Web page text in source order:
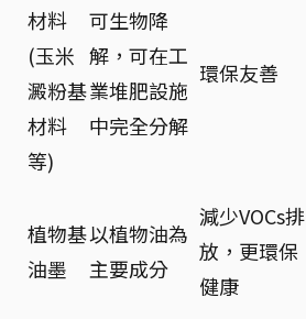
材料
(玉米
澱粉基
材料
等)
可生物降
解，可在工
業堆肥設施
中完全分解
環保友善
植物基
油墨
以植物油為
主要成分
減少VOCs排
放，更環保
健康